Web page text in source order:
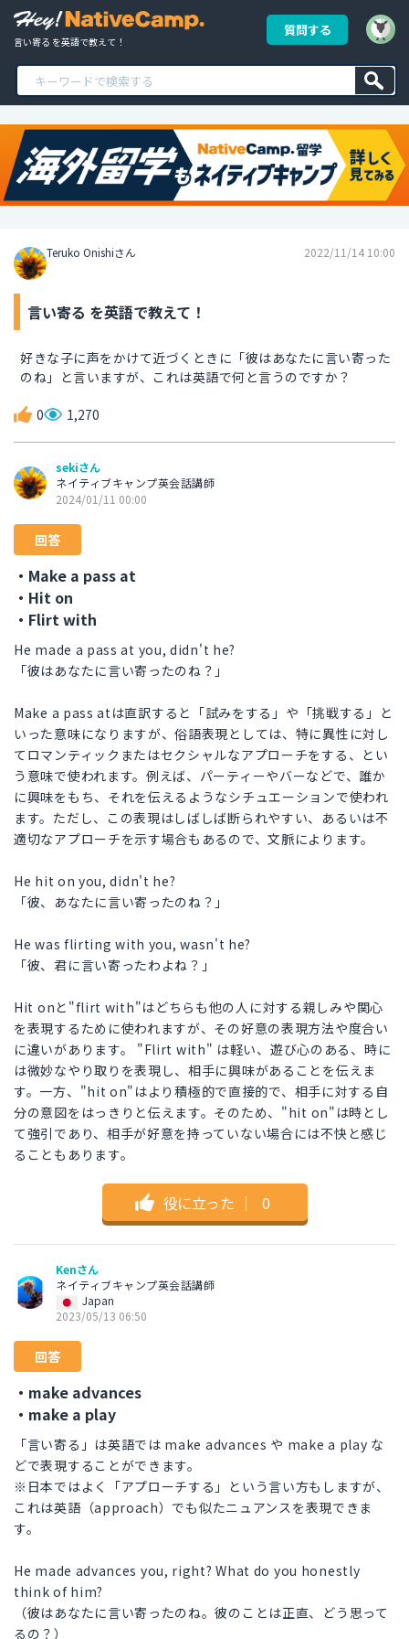
言い寄る を英語で教えて！
質問する
Teruko Onishiさん 2022/11/14 10:00
言い寄る を英語で教えて！
好きな子に声をかけて近づくときに「彼はあなたに言い寄った
のね」と言いますが、これは英語で何と言うのですか？
0 1,270
sekiさん
ネイティブキャンプ英会話講師
2024/01/11 00:00
回答
・Make a pass at
・Hit on
・Flirt with
He made a pass at you, didn't he?
「彼はあなたに言い寄ったのね？」
Make a pass atは直訳すると「試みをする」や「挑戦する」と
いった意味になりますが、俗語表現としては、特に異性に対し
てロマンティックまたはセクシャルなアプローチをする、とい
う意味で使われます。例えば、パーティーやバーなどで、誰か
に興味をもち、それを伝えるようなシチュエーションで使われ
ます。ただし、この表現はしばしば断られやすい、あるいは不
適切なアプローチを示す場合もあるので、文脈によります。
He hit on you, didn't he?
「彼、あなたに言い寄ったのね？」
He was flirting with you, wasn't he?
「彼、君に言い寄ったわよね？」
Hit onと"flirt with"はどちらも他の人に対する親しみや関心
を表現するために使われますが、その好意の表現方法や度合い
に違いがあります。 "Flirt with" は軽い、遊び心のある、時に
は微妙なやり取りを表現し、相手に興味があることを伝えま
す。一方、"hit on"はより積極的で直接的で、相手に対する自
分の意図をはっきりと伝えます。そのため、"hit on"は時とし
て強引であり、相手が好意を持っていない場合には不快と感じ
ることもあります。
役に立った ｜ 0
Kenさん
ネイティブキャンプ英会話講師
Japan
2023/05/13 06:50
回答
・make advances
・make a play
「言い寄る」は英語では make advances や make a play な
どで表現することができます。
※日本ではよく「アプローチする」という言い方もしますが、
これは英語（approach）でも似たニュアンスを表現できま
す。
He made advances you, right? What do you honestly
think of him?
（彼はあなたに言い寄ったのね。彼のことは正直、どう思って
るの？）